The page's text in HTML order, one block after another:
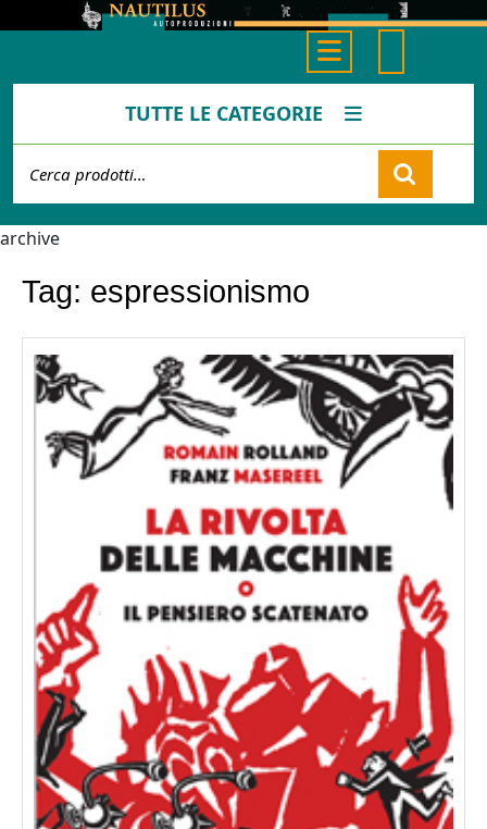
Button
TUTTE LE CATEGORIE
Cart
archive
Tag: espressionismo